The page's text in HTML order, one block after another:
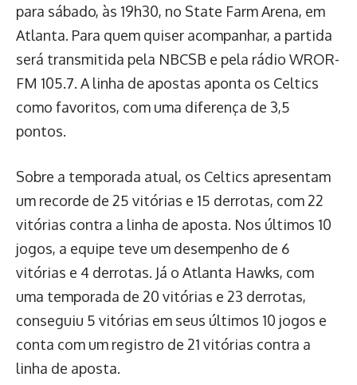
para sábado, às 19h30, no State Farm Arena, em
Atlanta. Para quem quiser acompanhar, a partida
será transmitida pela NBCSB e pela rádio WROR-
FM 105.7. A linha de apostas aponta os Celtics
como favoritos, com uma diferença de 3,5
pontos.
Sobre a temporada atual, os Celtics apresentam
um recorde de 25 vitórias e 15 derrotas, com 22
vitórias contra a linha de aposta. Nos últimos 10
jogos, a equipe teve um desempenho de 6
vitórias e 4 derrotas. Já o Atlanta Hawks, com
uma temporada de 20 vitórias e 23 derrotas,
conseguiu 5 vitórias em seus últimos 10 jogos e
conta com um registro de 21 vitórias contra a
linha de aposta.